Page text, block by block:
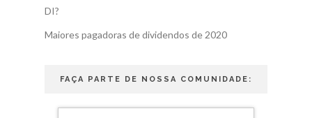
DI?
Maiores pagadoras de dividendos de 2020
FAÇA PARTE DE NOSSA COMUNIDADE: